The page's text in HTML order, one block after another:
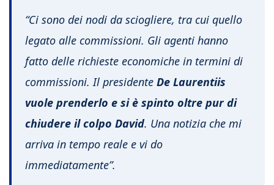
“Ci sono dei nodi da sciogliere, tra cui quello
legato alle commissioni. Gli agenti hanno
fatto delle richieste economiche in termini di
commissioni. Il presidente De Laurentiis
vuole prenderlo e si è spinto oltre pur di
chiudere il colpo David. Una notizia che mi
arriva in tempo reale e vi do
immediatamente”.